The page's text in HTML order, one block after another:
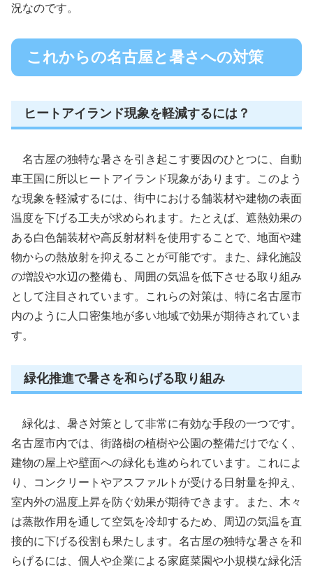
況なのです。
これからの名古屋と暑さへの対策
ヒートアイランド現象を軽減するには？
名古屋の独特な暑さを引き起こす要因のひとつに、自動
車王国に所以ヒートアイランド現象があります。このよう
な現象を軽減するには、街中における舗装材や建物の表面
温度を下げる工夫が求められます。たとえば、遮熱効果の
ある白色舗装材や高反射材料を使用することで、地面や建
物からの熱放射を抑えることが可能です。また、緑化施設
の増設や水辺の整備も、周囲の気温を低下させる取り組み
として注目されています。これらの対策は、特に名古屋市
内のように人口密集地が多い地域で効果が期待されていま
す。
緑化推進で暑さを和らげる取り組み
緑化は、暑さ対策として非常に有効な手段の一つです。
名古屋市内では、街路樹の植樹や公園の整備だけでなく、
建物の屋上や壁面への緑化も進められています。これによ
り、コンクリートやアスファルトが受ける日射量を抑え、
室内外の温度上昇を防ぐ効果が期待できます。また、木々
は蒸散作用を通して空気を冷却するため、周辺の気温を直
接的に下げる役割も果たします。名古屋の独特な暑さを和
らげるには、個人や企業による家庭菜園や小規模な緑化活